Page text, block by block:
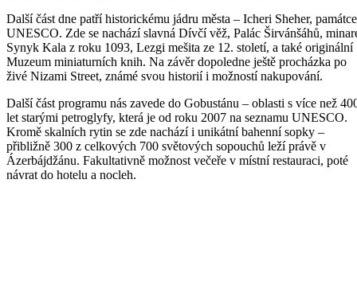
Další část dne patří historickému jádru města – Icheri Sheher, památce
UNESCO. Zde se nachází slavná Dívčí věž, Palác Širvánšáhů,
Synyk Kala z roku 1093, Lezgi mešita ze 12. století, a také originální
Muzeum miniaturních knih. Na závěr dopoledne ještě procházka po
živé Nizami Street, známé svou historií i možností nakupování.
Další část programu nás zavede do Gobustánu – oblasti s více než
let starými petroglyfy, která je od roku 2007 na seznamu UNESCO.
Kromě skalních rytin se zde nachází i unikátní bahenní sopky –
přibližně 300 z celkových 700 světových sopouchů leží právě v
Ázerbájdžánu. Fakultativně možnost večeře v místní restauraci, poté
návrat do hotelu a nocleh.